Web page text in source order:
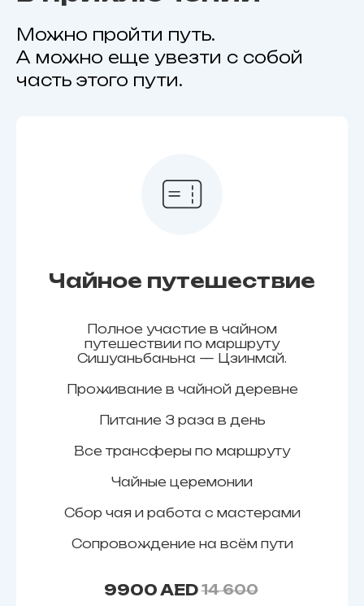
Можно пройти путь.
А можно еще увезти с собой
часть этого пути.
Чайное путешествие
Полное участие в чайном
путешествии по маршруту
Сишуаньбаньна — Цзинмай.
Проживание в чайной деревне
Питание 3 раза в день
Все трансферы по маршруту
Чайные церемонии
Сбор чая и работа с мастерами
Сопровождение на всём пути
9900 AED 14 600